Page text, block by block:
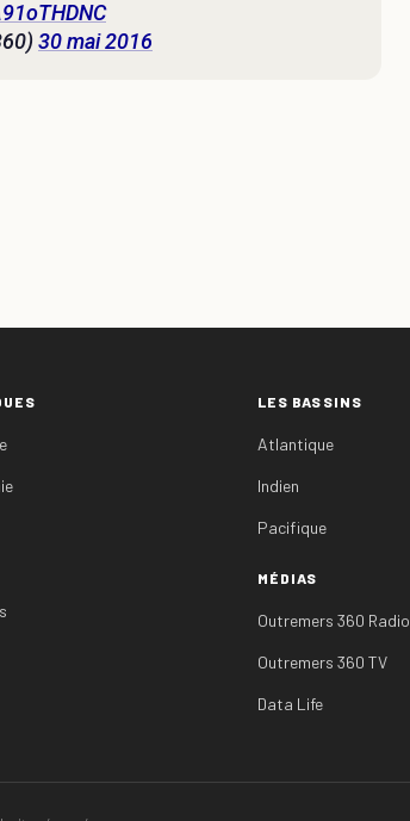
30 mai 2016
LES BASSINS
Atlantique
Indien
Pacifique
MÉDIAS
Outremers 360 Radio
Outremers 360 TV
Data Life